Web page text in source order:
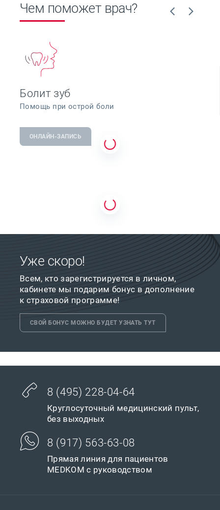
Чем поможет врач?
Болит зуб
Помощь при острой боли
ОНЛАЙН-ЗАПИСЬ
Уже скоро!
Всем, кто зарегистрируется в личном,
кабинете мы подарим бонус в дополнение
к страховой программе!
СВОЙ БОНУС МОЖНО БУДЕТ УЗНАТЬ ТУТ
8 (495) 228-04-64
Круглосуточный медицинский пульт,
без выходных
8 (917) 563-63-08
Прямая линия для пациентов
MEDKOM с руководством